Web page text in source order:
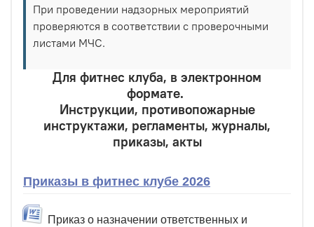
При проведении надзорных мероприятий
проверяются в соответствии с проверочными
листами МЧС.
Для фитнес клуба, в электронном
формате.
Инструкции, противопожарные
инструктажи, регламенты, журналы,
приказы, акты
Приказы в фитнес клубе 2026
Приказ о назначении ответственных и